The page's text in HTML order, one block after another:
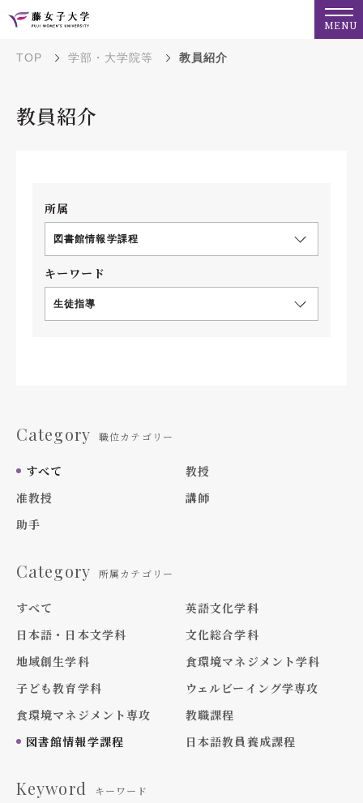
MENU
TOP 学部・大学院等 教員紹介
教員紹介
所属
図書館情報学課程
キーワード
生徒指導
Category 職位カテゴリー
すべて
教授
准教授
講師
助手
Category 所属カテゴリー
すべて
英語文化学科
日本語・日本文学科
文化総合学科
地域創生学科
食環境マネジメント学科
子ども教育学科
ウェルビーイング学専攻
食環境マネジメント専攻
教職課程
図書館情報学課程
日本語教員養成課程
Keyword キーワード